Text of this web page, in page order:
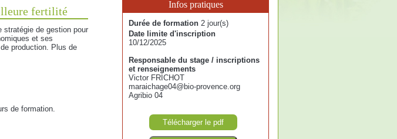
fertilité
stratégie de gestion pour
et ses
production. Plus de
de formation.
Infos pratiques
Durée de formation 2 jour(s)
Date limite d'inscription
10/12/2025
Responsable du stage / inscriptions
et renseignements
Victor FRICHOT
maraichage04@bio-provence.org
Agribio 04
Télécharger le pdf